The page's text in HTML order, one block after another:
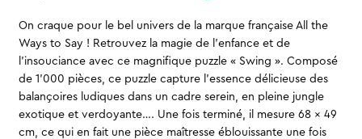
On craque pour le bel univers de la marque française All the
Ways to Say ! Retrouvez la magie de l’enfance et de
l’insouciance avec ce magnifique puzzle « Swing ». Composé
de 1’000 pièces, ce puzzle capture l’essence délicieuse des
balançoires ludiques dans un cadre serein, en pleine jungle
exotique et verdoyante…. Une fois terminé, il mesure 68 x 49
cm, ce qui en fait une pièce maîtresse éblouissante une fois